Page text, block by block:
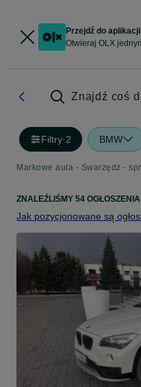
Przejdź do aplikacji
Otwieraj OLX
Znajdź coś
Filtry·2 BMW
Markowe auta - Swarzędz -
ZNALEŹLIŚMY 54 OGŁOSZENIA
Jak pozycjonowane są